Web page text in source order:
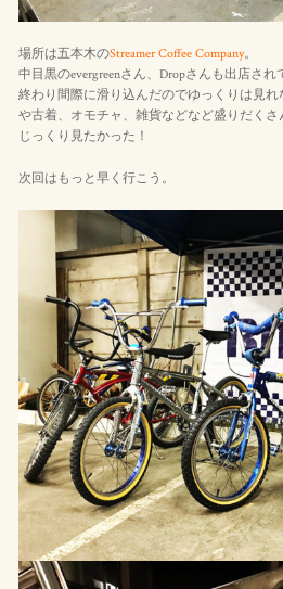
場所は五本木のStreamer Coffee Company。
中目黒のevergreenさん、Dropさんも出店され
終わり間際に滑り込んだのでゆっくりは見
や古着、オモチャ、雑貨などなど盛りだくさ
じっくり見たかった！
次回はもっと早く行こう。